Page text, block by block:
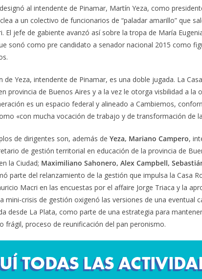
al intendente de Pinamar, Martín Yeza, como
a un colectivo de funcionarios de “paladar amarillo” que
El jefe de gabiente avanzó así sobre la tropa de María
sonó como pre candidato a senador nacional 2015 como
de Yeza, intendente de Pinamar, es una doble jugada. La
provincia de Buenos Aires y a la vez le otorga visbilidad a la
es un espacio federal y alineado a Cambiemos,
«con mucha vocación de trabajo y de transformación de
de dirigentes son, además de Yeza, Mariano Campero,
de gestión territorial en educación de la provincia de
la Ciudad; Maximiliano Sahonero, Alex Campbell,
parte del relanzamiento de la gestión que impulsa la Casa
Macri en las encuestas por el affaire Jorge Triaca y la
mini-crisis de gestión oxigenó las versiones de una eventual
desde La Plata, como parte de una estrategia para
frágil, proceso de reunificación del pan peronismo.